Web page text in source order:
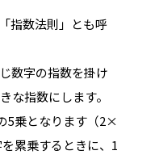
指数法則」とも呼
数字の指数を掛け
な指数にします。
5乗となります（2×
累乗するときに、1